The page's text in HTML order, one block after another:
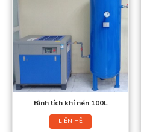
Bình tích khí nén 100L
LIÊN HỆ